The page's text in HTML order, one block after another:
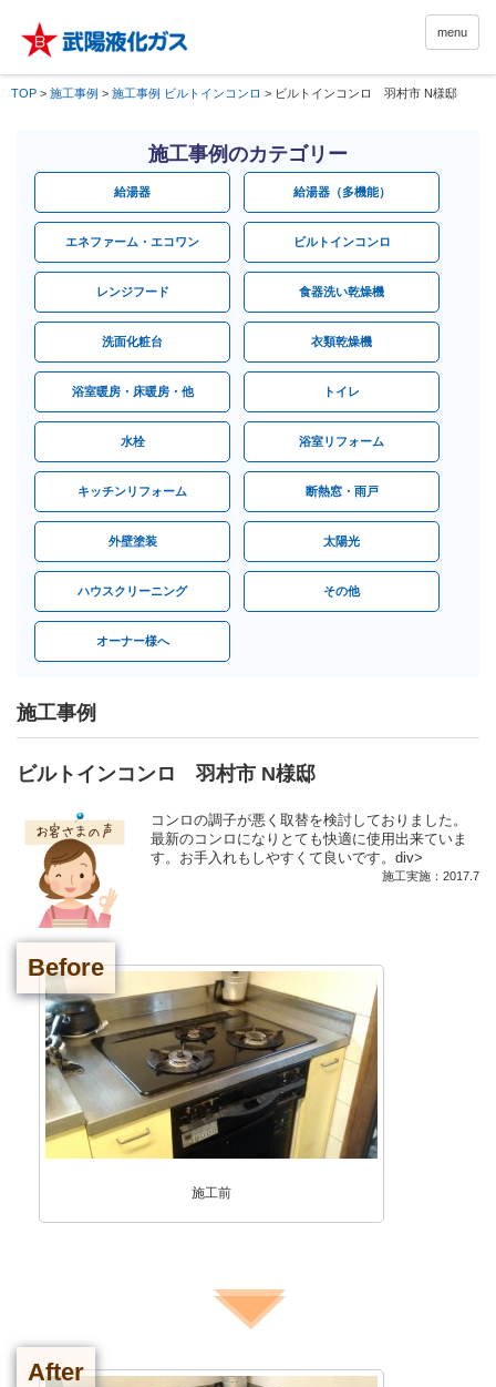
menu
TOP > 施工事例 > 施工事例 ビルトインコンロ > ビルトインコンロ 羽村市 N様邸
施工事例のカテゴリー
給湯器 給湯器（多機能）
エネファーム・エコワン ビルトインコンロ
レンジフード 食器洗い乾燥機
洗面化粧台 衣類乾燥機
浴室暖房・床暖房・他 トイレ
水栓 浴室リフォーム
キッチンリフォーム 断熱窓・雨戸
外壁塗装 太陽光
ハウスクリーニング その他
オーナー様へ
施工事例
ビルトインコンロ 羽村市 N様邸
コンロの調子が悪く取替を検討しておりました。
最新のコンロになりとても快適に使用出来ていま
す。お手入れもしやすくて良いです。div>
施工実施：2017.7
Before
施工前
After